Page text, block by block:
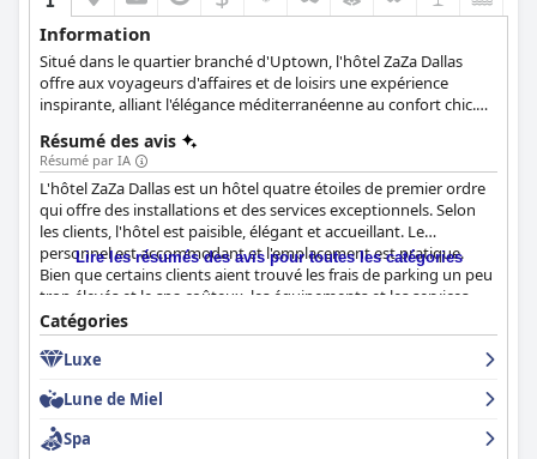
Information
Situé dans le quartier branché d'Uptown, l'hôtel ZaZa Dallas
offre aux voyageurs d'affaires et de loisirs une expérience
inspirante, alliant l'élégance méditerranéenne au confort chic.
conceptuelles, d'une cuisine primée au restaurant Dragonfly,
d'une vie nocturne animée et d'un spa de jour relaxant. Le
ZaSpa Dallas propose une gamme de services pour la relaxation,
tandis que l'hôtel offre une variété d'équipements, tels que des
cuisines entièrement équipées dans les Magnificent Seven
Suites, des produits de bain de luxe, le Wi-Fi gratuit, une piscine
extérieure de style resort, un centre de remise en forme, un
service d'étage et un restaurant sur place.
Résumé des avis
Résumé par IA
L'hôtel ZaZa Dallas est un hôtel quatre étoiles de premier ordre
qui offre des installations et des services exceptionnels. Selon
les clients, l'hôtel est paisible, élégant et accueillant. Le
personnel est accommodant et l'emplacement est pratique.
Bien que certains clients aient trouvé les frais de parking un peu
trop élevés et le spa coûteux, les équipements et les services
sont hautement recommandés. La connexion Wi-Fi est
remarquable et les lits sont confortables. Les balcons ajoutent
une touche agréable, mais certains clients ont noté que le bar
ZaZa Dallas est un splendide hôtel haut de gamme qui offre une
expérience luxueuse avec des équipements et des services
exceptionnels.
Lire les résumés des avis pour toutes les catégories
Catégories
Luxe
Lune de Miel
Spa